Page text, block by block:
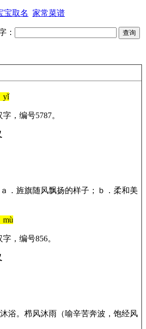
宝取名 家常菜谱
：
yǐ
，编号5787。
．旌旗随风飘扬的样子；ｂ．柔和美
mù
，编号856。
浴。栉风沐雨（喻辛苦奔波，饱经风